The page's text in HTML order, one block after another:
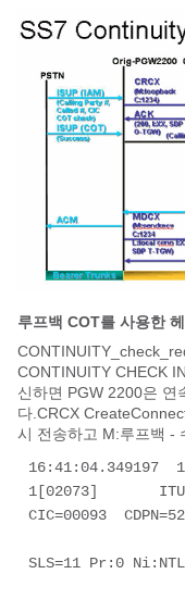
루프백 COT를 사용한
CONTINUITY CHECK
신하면 PGW 2200은 연
다.CRCX
시 전송하고 M:루프백 -
16:41:04.349197
1[02073]       ITU
CIC=00093
SLS=11 Pr:0